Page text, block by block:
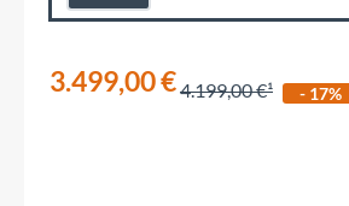
3.499,00 €4.199,00 € - 17%